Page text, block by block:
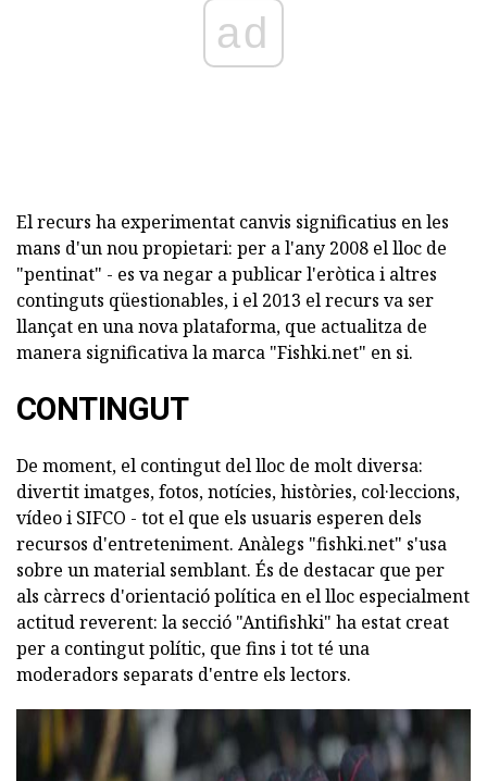
ad
El recurs ha experimentat canvis significatius en les
mans d'un nou propietari: per a l'any 2008 el lloc de
"pentinat" - es va negar a publicar l'eròtica i altres
continguts qüestionables, i el 2013 el recurs va ser
llançat en una nova plataforma, que actualitza de
manera significativa la marca "Fishki.net" en si.
CONTINGUT
De moment, el contingut del lloc de molt diversa:
divertit imatges, fotos, notícies, històries, col·leccions,
vídeo i SIFCO - tot el que els usuaris esperen dels
recursos d'entreteniment. Anàlegs "fishki.net" s'usa
sobre un material semblant. És de destacar que per
als càrrecs d'orientació política en el lloc especialment
actitud reverent: la secció "Antifishki" ha estat creat
per a contingut polític, que fins i tot té una
moderadors separats d'entre els lectors.